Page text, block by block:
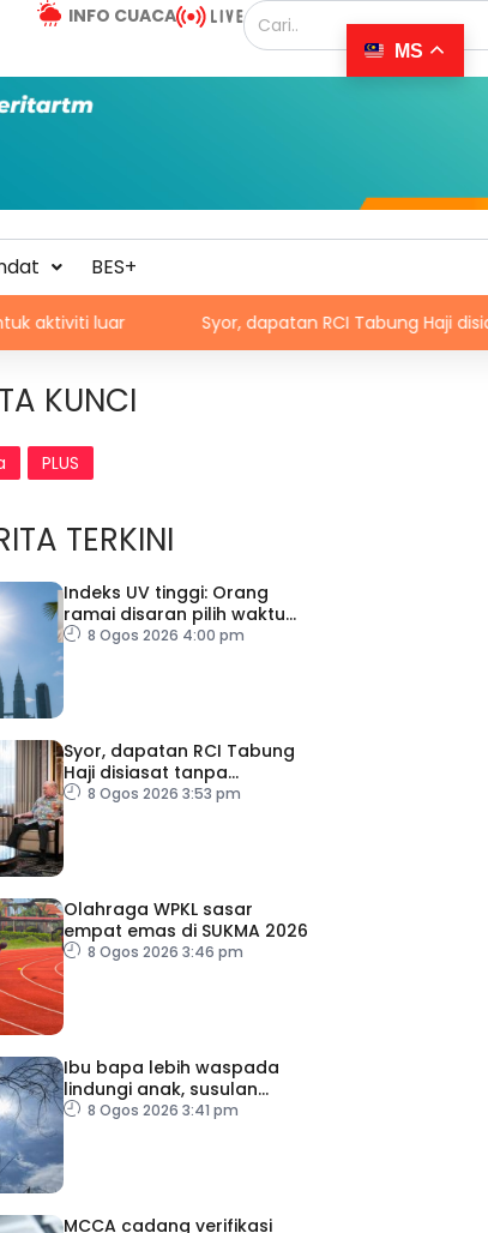
INFO CUACA
BES+
Syor, dapatan RCI Tabung Haji disiasat tanpa
KUNCI
PLUS
TERKINI
Indeks UV tinggi: Orang
ramai disaran pilih waktu
sesuai untuk aktiviti luar
8 Ogos 2026 4:00 pm
Syor, dapatan RCI Tabung
Haji disiasat tanpa
kompromi – PM
8 Ogos 2026 3:53 pm
Olahraga WPKL sasar
empat emas di SUKMA 2026
8 Ogos 2026 3:46 pm
Ibu bapa lebih waspada
lindungi anak, susulan
indeks UV sangat tinggi
8 Ogos 2026 3:41 pm
MCCA cadang verifikasi
MS